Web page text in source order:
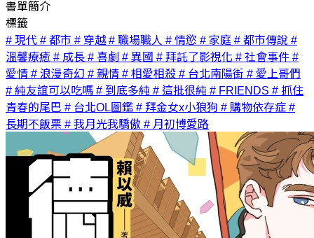
書單簡介
標籤
# 現代 # 都市 # 穿越# 職場職人 # 情慾 # 家庭 # 都市傳說 #
溫馨療癒 # 成長 # 喜劇 # 異國 # 拜託了影視化 # 社會事件 #
愛情 # 浪漫奇幻 # 親情 # 相愛相殺 # 台北南陽街 # 愛上哥們
# 純友誼可以吃嗎 # 到底多純 # 這批很純 # FRIENDS # 抓住
青春的尾巴 # 台北OL圖鑑 # 拜金女x小狼狗 # 購物依存症 #
長期不飯票 # 我月光我驕傲 # 月初博愛路